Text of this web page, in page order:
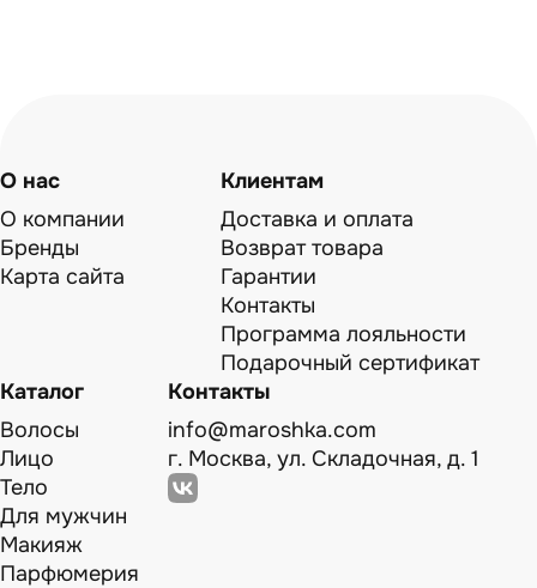
О нас
О компании
Бренды
Карта сайта
Клиентам
Доставка и оплата
Возврат товара
Гарантии
Контакты
Программа лояльности
Подарочный сертификат
Каталог
Волосы
Лицо
Тело
Для мужчин
Макияж
Парфюмерия
Контакты
info@maroshka.com
г. Москва, ул. Складочная, д. 1